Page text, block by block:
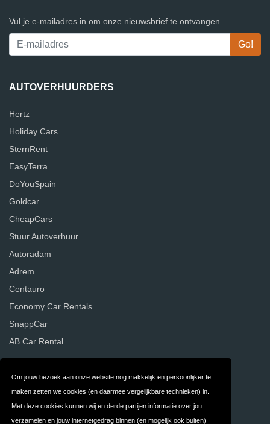
Om jouw bezoek aan onze website nog makkelijk en persoonlijker te
maken zetten we cookies (en daarmee vergelijkbare technieken) in.
Met deze cookies kunnen wij en derde partijen informatie over jou
verzamelen en jouw internetgedrag binnen (en mogelijk ook buiten)
Vul je e-mailadres in om onze nieuwsbrief te ontvangen.
AUTOVERHUURDERS
Hertz
Holiday Cars
SternRent
EasyTerra
DoYouSpain
Goldcar
CheapCars
Stuur Autoverhuur
Autoradam
Adrem
Centauro
Economy Car Rentals
SnappCar
AB Car Rental
Contact Privacy
Algemene FAQ